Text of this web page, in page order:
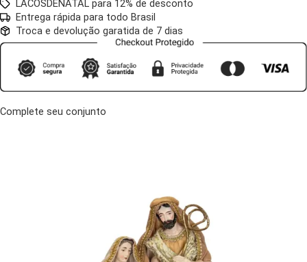
LACOSDENATAL para 12% de desconto
Entrega rápida para todo Brasil
Troca e devolução garatida de 7 dias
Complete seu conjunto